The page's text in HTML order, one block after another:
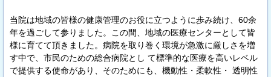
当院は地域の皆様の健康管理のお役に立つように歩み続け、60余
年を過ごして参りました。この間、地域の医療センターとして皆
様に育てて頂きました。病院を取り巻く環境が急激に厳しさを増
す中で、市民のための総合病院とし て標準的な医療を高いレベル
で提供する使命があり、そのためにも、機動性・柔軟性・ 透明性